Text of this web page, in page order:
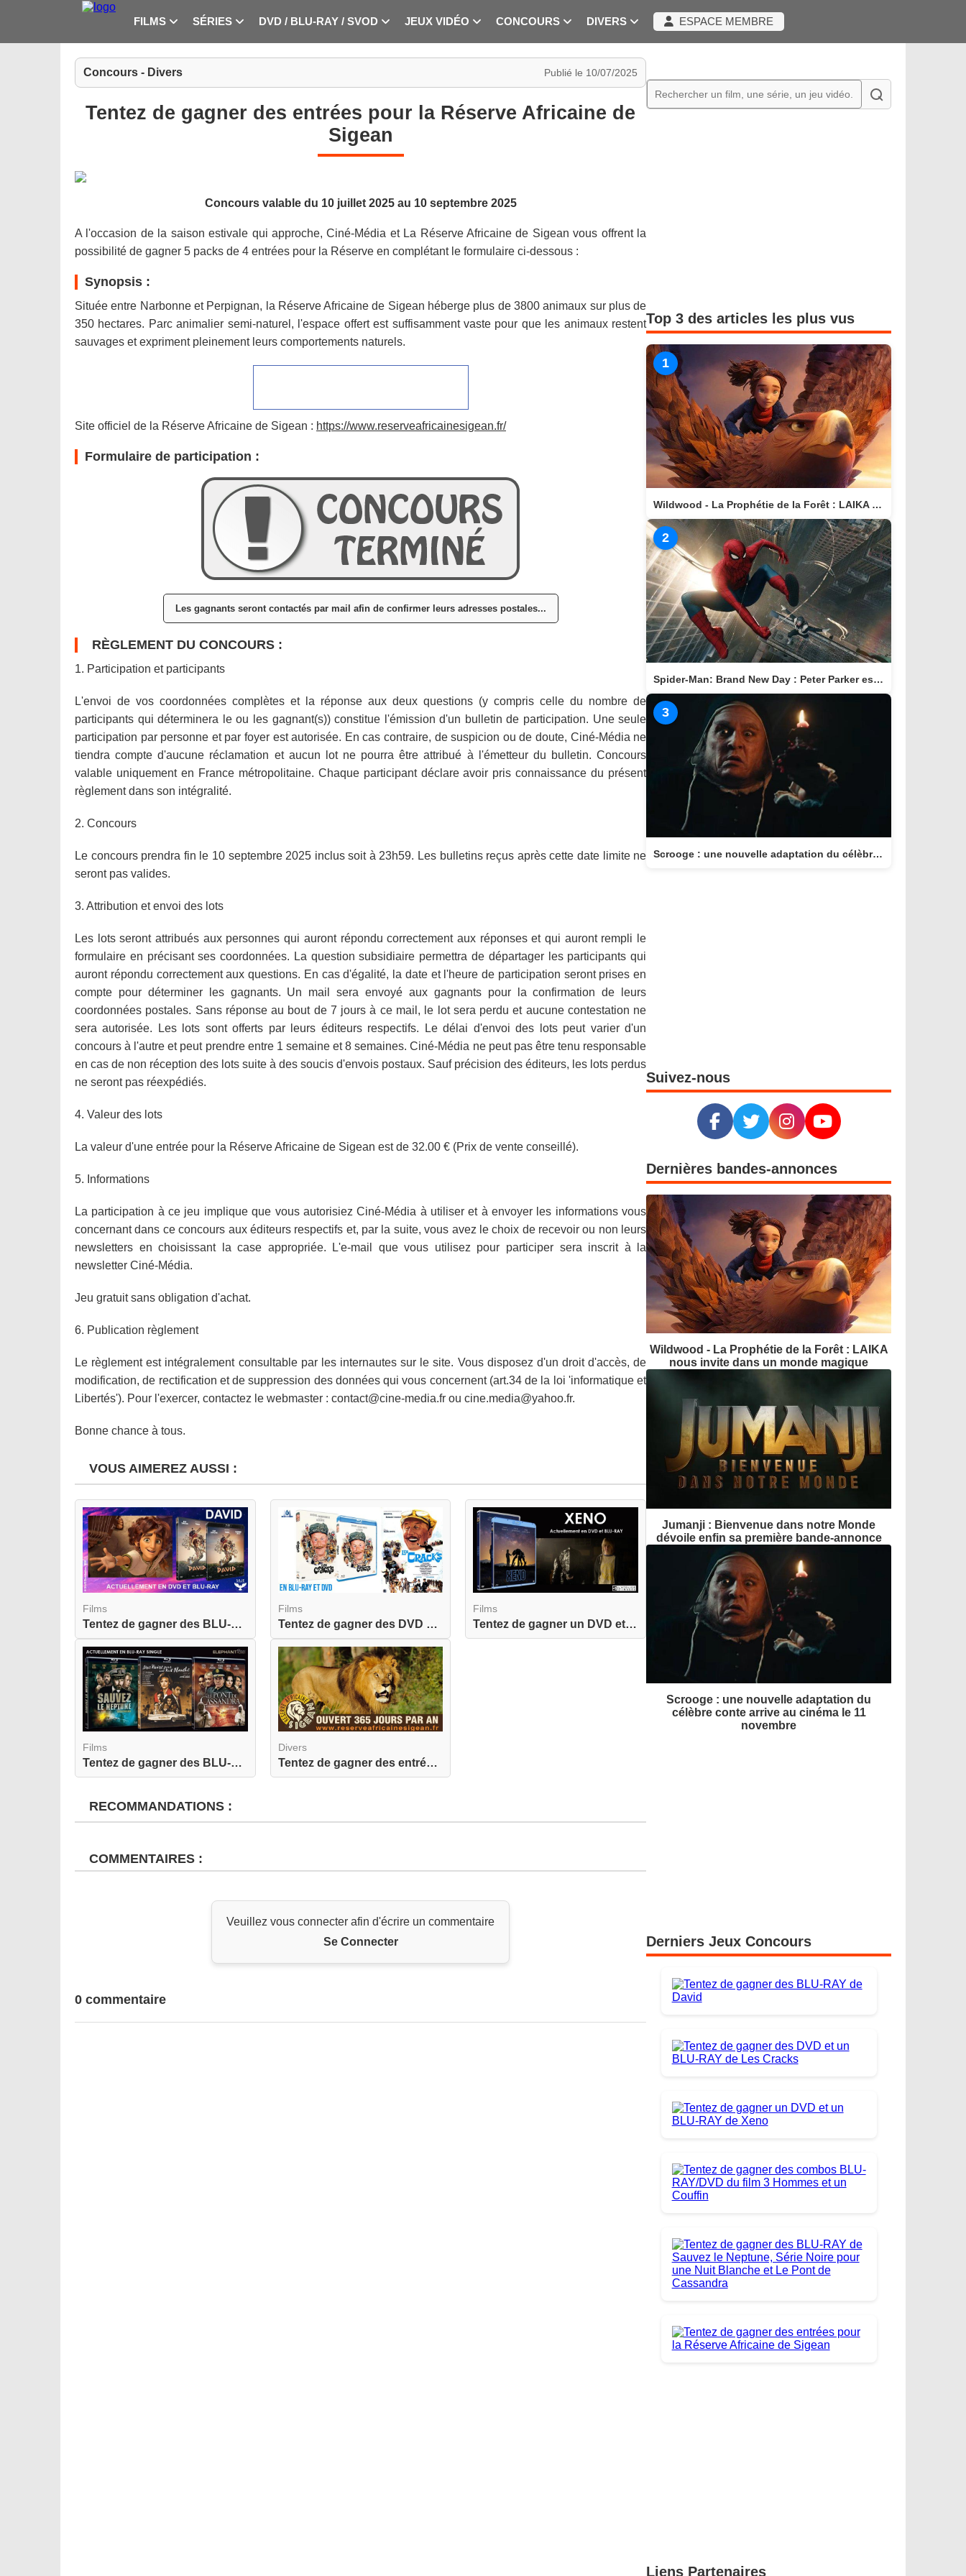
FILMS SÉRIES DVD / BLU-RAY / SVOD JEUX VIDÉO CONCOURS DIVERS ESPACE MEMBRE
Concours - Divers Publié le 10/07/2025
Tentez de gagner des entrées pour la Réserve Africaine de
Sigean
Concours valable du 10 juillet 2025 au 10 septembre 2025
A l'occasion de la saison estivale qui approche, Ciné-Média et La Réserve Africaine de Sigean vous offrent la
possibilité de gagner 5 packs de 4 entrées pour la Réserve en complétant le formulaire ci-dessous :
Synopsis :
Située entre Narbonne et Perpignan, la Réserve Africaine de Sigean héberge plus de 3800 animaux sur plus de
350 hectares. Parc animalier semi-naturel, l'espace offert est suffisamment vaste pour que les animaux restent
sauvages et expriment pleinement leurs comportements naturels.
Site officiel de la Réserve Africaine de Sigean : https://www.reserveafricainesigean.fr/
Formulaire de participation :
Les gagnants seront contactés par mail afin de confirmer leurs adresses postales...
RÈGLEMENT DU CONCOURS :
1. Participation et participants
L'envoi de vos coordonnées complètes et la réponse aux deux questions (y compris celle du nombre de
participants qui déterminera le ou les gagnant(s)) constitue l'émission d'un bulletin de participation. Une seule
participation par personne et par foyer est autorisée. En cas contraire, de suspicion ou de doute, Ciné-Média ne
tiendra compte d'aucune réclamation et aucun lot ne pourra être attribué à l'émetteur du bulletin. Concours
valable uniquement en France métropolitaine. Chaque participant déclare avoir pris connaissance du présent
règlement dans son intégralité.
2. Concours
Le concours prendra fin le 10 septembre 2025 inclus soit à 23h59. Les bulletins reçus après cette date limite ne
seront pas valides.
3. Attribution et envoi des lots
Les lots seront attribués aux personnes qui auront répondu correctement aux réponses et qui auront rempli le
formulaire en précisant ses coordonnées. La question subsidiaire permettra de départager les participants qui
auront répondu correctement aux questions. En cas d'égalité, la date et l'heure de participation seront prises en
compte pour déterminer les gagnants. Un mail sera envoyé aux gagnants pour la confirmation de leurs
coordonnées postales. Sans réponse au bout de 7 jours à ce mail, le lot sera perdu et aucune contestation ne
sera autorisée. Les lots sont offerts par leurs éditeurs respectifs. Le délai d'envoi des lots peut varier d'un
concours à l'autre et peut prendre entre 1 semaine et 8 semaines. Ciné-Média ne peut pas être tenu responsable
en cas de non réception des lots suite à des soucis d'envois postaux. Sauf précision des éditeurs, les lots perdus
ne seront pas réexpédiés.
4. Valeur des lots
La valeur d'une entrée pour la Réserve Africaine de Sigean est de 32.00 € (Prix de vente conseillé).
5. Informations
La participation à ce jeu implique que vous autorisiez Ciné-Média à utiliser et à envoyer les informations vous
concernant dans ce concours aux éditeurs respectifs et, par la suite, vous avez le choix de recevoir ou non leurs
newsletters en choisissant la case appropriée. L'e-mail que vous utilisez pour participer sera inscrit à la
newsletter Ciné-Média.
Jeu gratuit sans obligation d'achat.
6. Publication règlement
Le règlement est intégralement consultable par les internautes sur le site. Vous disposez d'un droit d'accès, de
modification, de rectification et de suppression des données qui vous concernent (art.34 de la loi 'informatique et
Libertés'). Pour l'exercer, contactez le webmaster : contact@cine-media.fr ou cine.media@yahoo.fr.
Bonne chance à tous.
VOUS AIMEREZ AUSSI :
Films
Tentez de gagner des BLU-RAY de David
Films
Tentez de gagner des DVD et un BLU-RAY de Les Cr...
Films
Tentez de gagner un DVD et un BLU-RAY de Xeno
Films
Tentez de gagner des BLU-RAY de Sauvez le Neptun...
Divers
Tentez de gagner des entrées pour la Réserve Afr...
RECOMMANDATIONS :
COMMENTAIRES :
Veuillez vous connecter afin d'écrire un commentaire
Se Connecter
0 commentaire
Top 3 des articles les plus vus
1
Wildwood - La Prophétie de la Forêt : LAIKA nous invite dans un monde magique
2
Spider-Man: Brand New Day : Peter Parker est de retour au cinéma le 29 juillet
3
Scrooge : une nouvelle adaptation du célèbre conte arrive au cinéma le 11 novembre
Suivez-nous
Dernières bandes-annonces
Wildwood - La Prophétie de la Forêt : LAIKA
nous invite dans un monde magique
Jumanji : Bienvenue dans notre Monde
dévoile enfin sa première bande-annonce
Scrooge : une nouvelle adaptation du
célèbre conte arrive au cinéma le 11
novembre
Derniers Jeux Concours
Liens Partenaires